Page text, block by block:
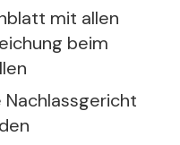
mit allen
beim
Nachlassgericht